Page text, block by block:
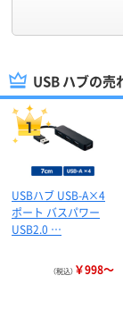
USB ハブの売
USBハブ USB-A×4
ポート バスパワー
USB2.0 …
（税込） ￥998～